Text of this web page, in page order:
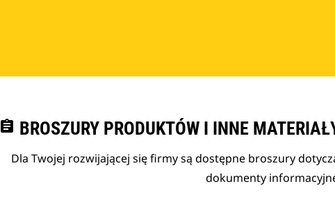
assignment BROSZURY PRODUKTÓW I INNE
Dla Twojej rozwijającej się firmy są dostępne broszury
dokumenty